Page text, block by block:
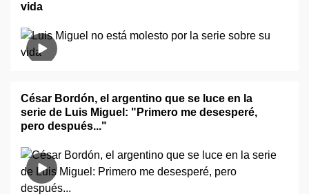
vida
César Bordón, el argentino que se luce en la
serie de Luis Miguel: "Primero me desesperé,
pero después..."